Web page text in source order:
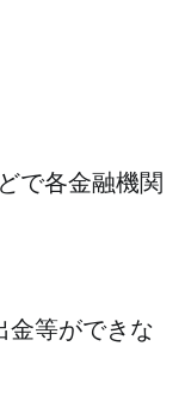
で各金融機関
金等ができな